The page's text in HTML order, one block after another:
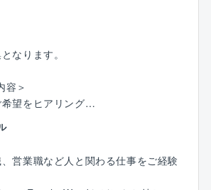
題に対し的確なソリューションを
、あらかじめ決められた総労働時間
らが１日の出社・退社時刻や労働時
とができる制度です。
ム(就業が義務化されている時間)のな
クス制度を採用しており、より柔軟
を整えています。
なります。
容＞
希望をヒアリング
アなどのデザインやコンセプトイメ
伝えるために使用するプレゼンボ
しながら細部を打ち合わせ
営業職など人と関わる仕事をご経験